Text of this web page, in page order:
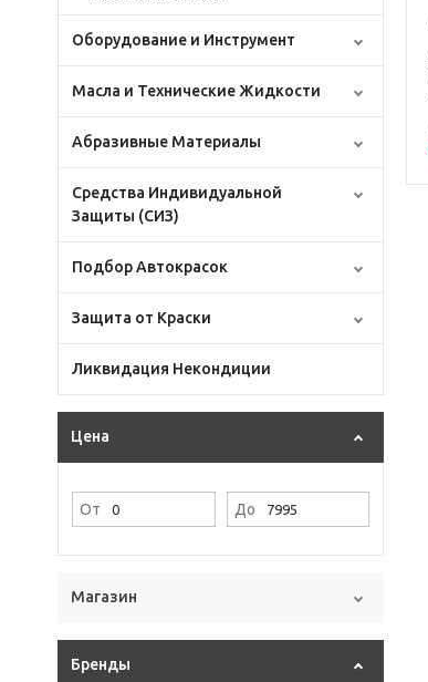
Оборудование и Инструмент
Масла и Технические Жидкости
Абразивные Материалы
Средства Индивидуальной
Защиты (СИЗ)
Подбор Автокрасок
Защита от Краски
Ликвидация Некондиции
Цена
От До
Магазин
Бренды